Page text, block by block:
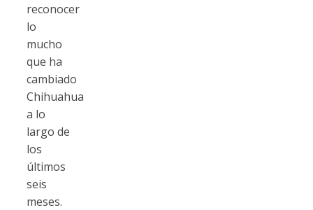
reconocer
lo
mucho
que ha
cambiado
Chihuahua
a lo
largo de
los
últimos
seis
meses.